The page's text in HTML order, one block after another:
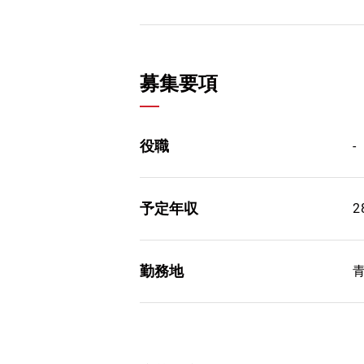
募集要項
役職 -
予定年収
勤務地